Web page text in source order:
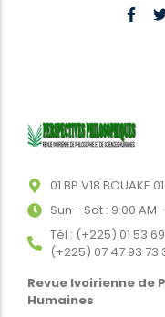
01 BP V18 BOUAKE 01
Sun - Sat : 9:00 AM
Tél : (+225) 01 53
(+225) 07 47 93 73
Revue Ivoirienne de
Humaines